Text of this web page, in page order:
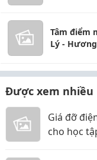
Tâm điểm
Lý -
Được xem nhiều
Giá đỡ
cho học